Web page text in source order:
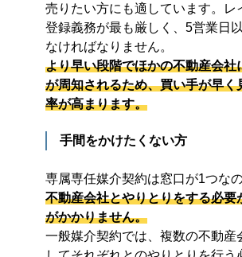
売りたい方にも適しています。レ
登録義務が最も厳しく、5営業日
なければなりません。
より早い段階でほかの不動産会社
が周知されるため、買い手が早く
率が高まります。
手間をかけたくない方
専属専任媒介契約は窓口が1つなの
不動産会社とやりとりをする必要
がかかりません。
一般媒介契約では、複数の不動産